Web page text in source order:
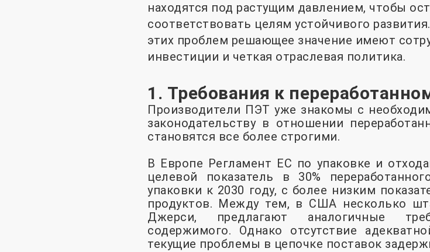
находятся под растущим давлением, чтобы
соответствовать целям устойчивого
этих проблем решающее значение имеют
инвестиции и четкая отраслевая политика.
1. Требования к
Производители ПЭТ уже знакомы с
законодательству в отношении
становятся все более строгими.
В Европе Регламент ЕС по упаковке и
целевой показатель в 30%
упаковки к 2030 году, с более низким
продуктов. Между тем, в США несколько
Джерси, предлагают аналогичные
содержимого. Однако отсутствие
текущие проблемы в цепочке поставок